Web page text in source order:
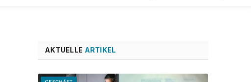
AKTUELLE ARTIKEL